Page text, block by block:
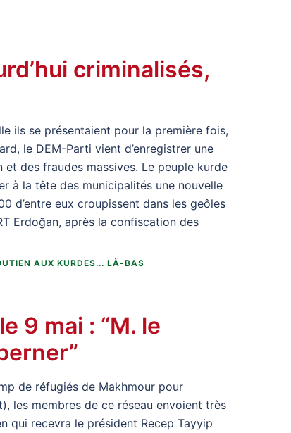
criminalisés,
ils se présentaient pour la première fois,
le DEM-Parti vient d’enregistrer une
des fraudes massives. Le peuple kurde
à la tête des municipalités une nouvelle
d’entre eux croupissent dans les geôles
Erdoğan, après la confiscation des
AUX KURDES... LÀ-BAS
9 mai : “M. le
de réfugiés de Makhmour pour
les membres de ce réseau envoient très
qui recevra le président Recep Tayyip